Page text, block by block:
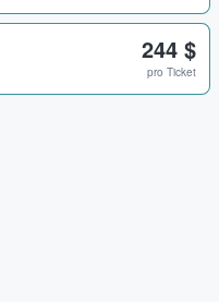
244 $
pro Ticket